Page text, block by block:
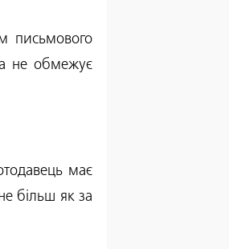
письмового
не обмежує
має
більш як за